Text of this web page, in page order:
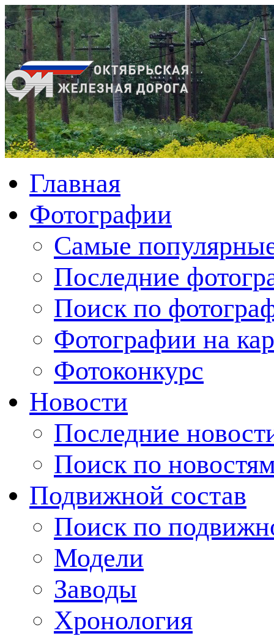
Главная
Фотографии
Cамые
Последние
Поиск по
Фотографии на
Фотоконкурс
Новости
Последние
Поиск по
Подвижной состав
Поиск по
Модели
Заводы
Хронология